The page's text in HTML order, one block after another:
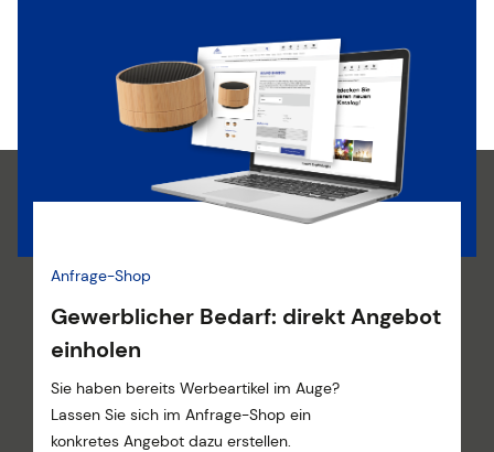
Anfrage-Shop
Gewerblicher Bedarf: direkt Angebot
einholen
Sie haben bereits Werbeartikel im Auge?
Lassen Sie sich im Anfrage-Shop ein
konkretes Angebot dazu erstellen.